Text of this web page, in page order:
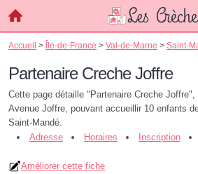
Accueil > Île-de-France > Val-de-Marne > Saint-
Partenaire Creche Joffre
Cette page détaille "Partenaire Creche Joffre",
Avenue Joffre, pouvant accueillir 10 enfants
Saint-Mandé.
Adresse
Horaires Inscription
Améliorer cette fiche